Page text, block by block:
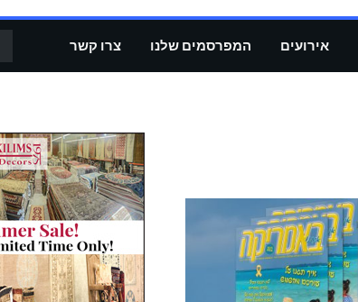
אירועים המפרסמים שלנו צרו קשר